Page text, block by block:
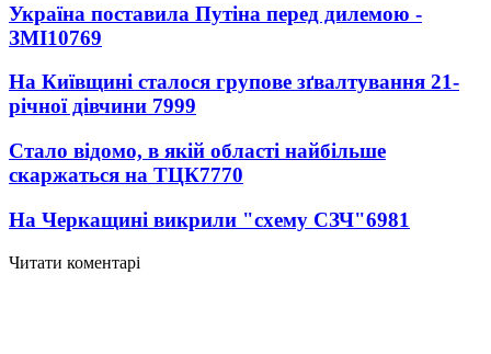
Україна поставила Путіна перед дилемою -
ЗМІ10769
На Київщині сталося групове зґвалтування 21-
річної дівчини 7999
Стало відомо, в якій області найбільше
скаржаться на ТЦК7770
На Черкащині викрили "схему СЗЧ"6981
Читати коментарі